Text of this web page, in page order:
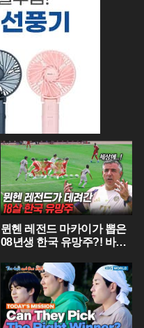
뮌헨 레전드 마카이가 뽑은
08년생 한국 유망주?! 바이
4명이라니...